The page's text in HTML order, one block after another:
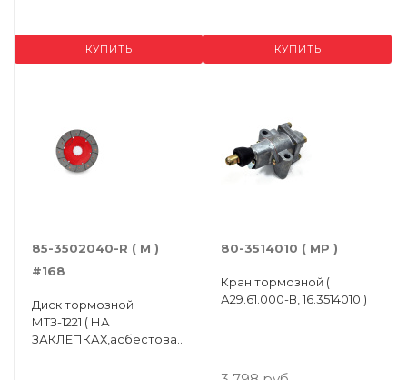
КУПИТЬ КУПИТЬ
85-3502040-R ( M )
#168
Диск тормозной
МТЗ-1221 ( НА
ЗАКЛЕПКАХ,асбестовая
80-3514010 ( МР )
Кран тормозной (
А29.61.000-В, 16.3514010 )